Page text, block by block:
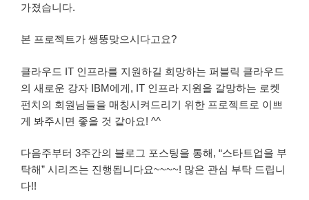
가졌습니다.
본 프로젝트가 쌩뚱맞으시다고요?
클라우드 IT 인프라를 지원하길 희망하는 퍼블릭 클라우드
의 새로운 강자 IBM에게, IT 인프라 지원을 갈망하는 로켓
펀치의 회원님들을 매칭시켜드리기 위한 프로젝트로 이쁘
게 봐주시면 좋을 것 같아요! ^^
다음주부터 3주간의 블로그 포스팅을 통해, “스타트업을 부
탁해” 시리즈는 진행됩니다요~~~~! 많은 관심 부탁 드립니
다!!